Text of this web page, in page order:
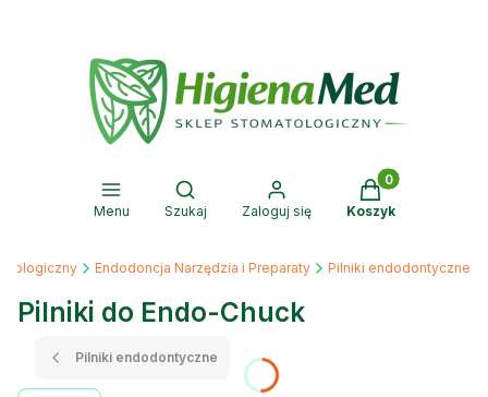
Menu
Otwórz wyszukiwarkę
Szukaj Zaloguj się
Produkty w
Koszyk
Endodoncja Narzędzia i Preparaty Pilniki endodontyczne
Pilniki do Endo-Chuck
Pilniki endodontyczne